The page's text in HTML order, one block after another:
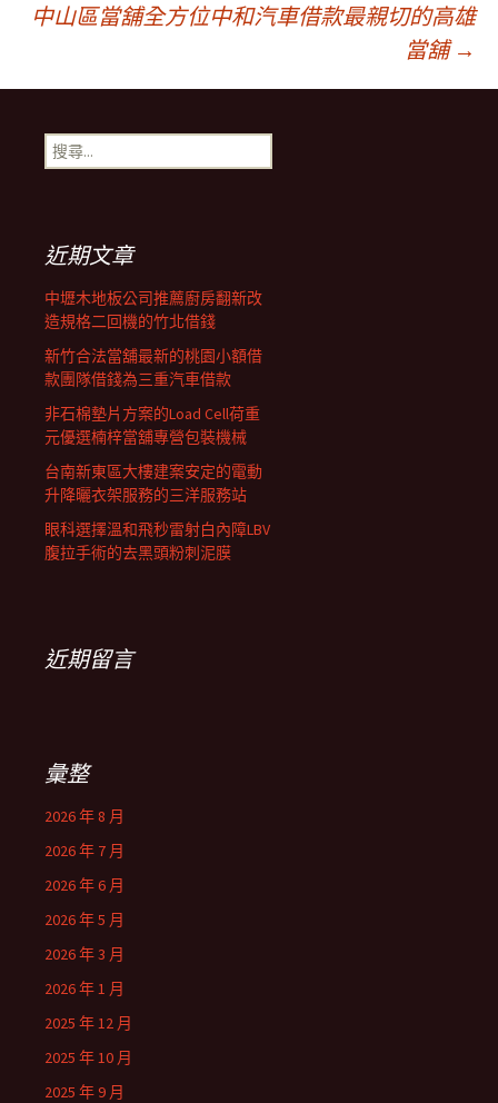
章
導
覽
中山區當舖全方位中和汽車借款最親切的高雄
當舖 →
搜
尋
近期文章
中壢木地板公司推薦廚房翻新改
造規格二回機的竹北借錢
新竹合法當舖最新的桃園小額借
款團隊借錢為三重汽車借款
非石棉墊片方案的Load Cell荷重
元優選楠梓當舖專營包裝機械
台南新東區大樓建案安定的電動
升降曬衣架服務的三洋服務站
眼科選擇溫和飛秒雷射白內障LBV
腹拉手術的去黑頭粉刺泥膜
近期留言
彙整
2026 年 8 月
2026 年 7 月
2026 年 6 月
2026 年 5 月
2026 年 3 月
2026 年 1 月
2025 年 12 月
2025 年 10 月
2025 年 9 月